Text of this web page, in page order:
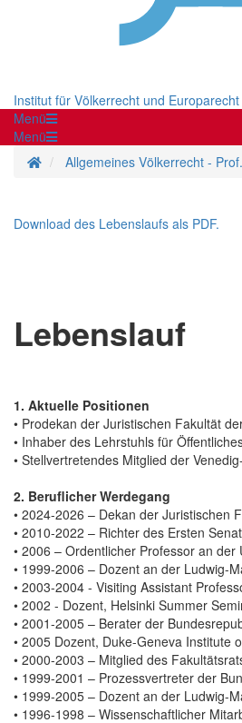
Institut für Völkerrecht und Europarecht
Menü
Menü
Startseite
Allgemeines Völkerrecht -
Download des Lebenslaufs als PDF.
Lebenslauf
1. Aktuelle Positionen
• Prodekan der Juristischen Fakultät
• Inhaber des Lehrstuhls für
• Stellvertretendes Mitglied der
2. Beruflicher Werdegang
• 2024-2026 – Dekan der Juristischen
• 2010-2022 – Richter des Ersten
• 2006 – Ordentlicher Professor an der
• 1999-2006 – Dozent an der Ludwig-
• 2003-2004 - Visiting Assistant
• 2002 - Dozent, Helsinki Summer
• 2001-2005 – Berater der
• 2005 Dozent, Duke-Geneva Institute
• 2000-2003 – Mitglied des
• 1999-2001 – Prozessvertreter der
• 1999-2005 – Dozent an der Ludwig-
• 1996-1998 – Wissenschaftlicher